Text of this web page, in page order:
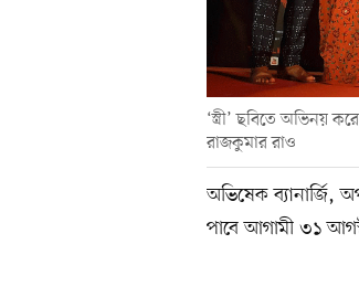
‘স্ত্রী’ ছবিতে অভিনয়
রাজকুমার রাও
অভিষেক ব্যানার্জি,
পাবে আগামী ৩১